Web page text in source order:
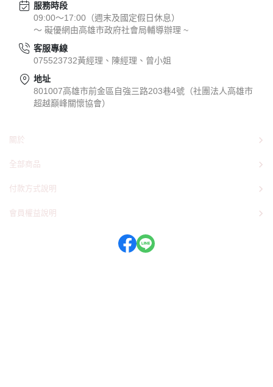
服務時段
09:00～17:00（週末及國定假日休息）
～ 礙優網由高雄市政府社會局輔導辦理 ~
客服專線
075523732黃經理、陳經理、曾小姐
地址
801007高雄市前金區自強三路203巷4號（社團法人高雄市
超越巔峰關懷協會）
關於
全部商品
付款方式說明
會員權益說明